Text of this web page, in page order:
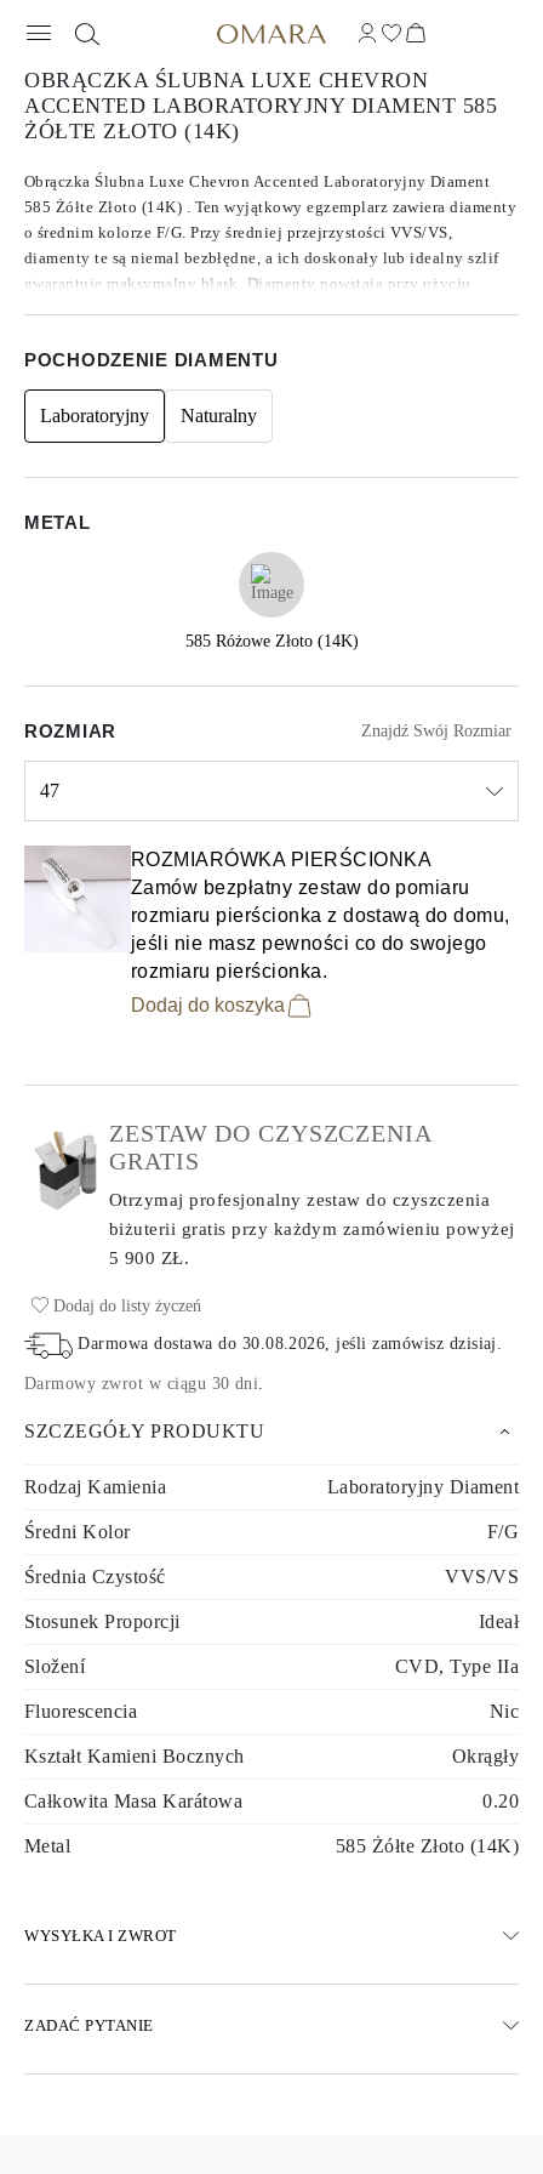
OBRĄCZKA ŚLUBNA LUXE CHEVRON
ACCENTED LABORATORYJNY DIAMENT 585
ŻÓŁTE ZŁOTO (14K)
Obrączka Ślubna Luxe Chevron Accented Laboratoryjny Diament
585 Żółte Złoto (14K) . Ten wyjątkowy egzemplarz zawiera diamenty
o średnim kolorze F/G. Przy średniej przejrzystości VVS/VS,
diamenty te są niemal bezbłędne, a ich doskonały lub idealny szlif
gwarantuje maksymalny blask. Diamenty powstają przy użyciu
ma całkowitą masę w karatach 0.20.
POCHODZENIE DIAMENTU
Laboratoryjny Naturalny
METAL
585 Różowe Złoto (14K)
ROZMIAR Znajdź Swój Rozmiar
47
ROZMIARÓWKA PIERŚCIONKA
Zamów bezpłatny zestaw do pomiaru
rozmiaru pierścionka z dostawą do domu,
jeśli nie masz pewności co do swojego
rozmiaru pierścionka.
Dodaj do koszyka
ZESTAW DO CZYSZCZENIA
GRATIS
Otrzymaj profesjonalny zestaw do czyszczenia
biżuterii gratis przy każdym zamówieniupowyżej
5 900 ZŁ.
Dodaj do listy życzeń
Darmowa dostawa do 30.08.2026, jeśli zamówisz dzisiaj .
Darmowy zwrot w ciągu 30 dni.
SZCZEGÓŁY PRODUKTU
Rodzaj Kamienia Laboratoryjny Diament
Średni Kolor F/G
Średnia Czystość VVS/VS
Stosunek Proporcji Ideał
Složení CVD, Type IIa
Fluorescencia Nic
Kształt Kamieni Bocznych Okrągły
Całkowita Masa Karátowa 0.20
Metal 585 Żółte Złoto (14K)
WYSYŁKA I ZWROT
Dostępne są również opcje dostawy ekspresowej
ZADAĆ PYTANIE